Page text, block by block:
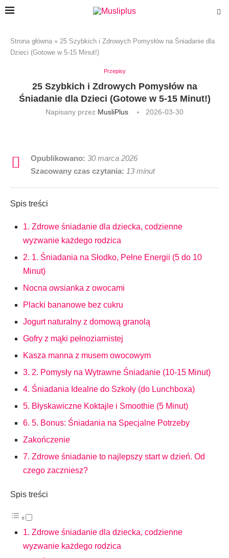
Strona główna » 25 Szybkich i Zdrowych Pomysłów na Śniadanie dla
Dzieci (Gotowe w 5-15 Minut!)
Przepisy
25 Szybkich i Zdrowych Pomysłów na
Śniadanie dla Dzieci (Gotowe w 5-15 Minut!)
Napisany przez MusliPlus 2026-03-30
Opublikowano: 30 marca 2026
Szacowany czas czytania: 13 minut
Spis treści
1. Zdrowe śniadanie dla dziecka, codzienne
wyzwanie każdego rodzica
2. 1. Śniadania na Słodko, Pełne Energii (5 do 10
Minut)
Nocna owsianka z owocami
Placki bananowe bez cukru
Jogurt naturalny z domową granolą
Gofry z mąki pełnoziarnistej
Kasza manna z musem owocowym
3. 2. Pomysły na Wytrawne Śniadanie (10-15 Minut)
4. Śniadania Idealne do Szkoły (do Lunchboxa)
5. Błyskawiczne Koktajle i Smoothie (5 Minut)
6. 5. Bonus: Śniadania na Specjalne Potrzeby
Zakończenie
7. Zdrowe śniadanie to najlepszy start w dzień. Od
czego zaczniesz?
Spis treści
1. Zdrowe śniadanie dla dziecka, codzienne
wyzwanie każdego rodzica